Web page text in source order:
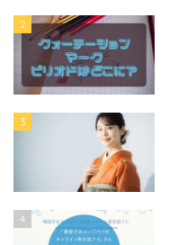
2
3
4